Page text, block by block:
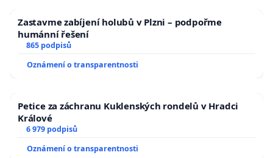
Zastavme zabíjení holubů v Plzni – podpořme
humánní řešení
865 podpisů
Oznámení o transparentnosti
Petice za záchranu Kuklenských rondelů v Hradci
Králové
6 979 podpisů
Oznámení o transparentnosti